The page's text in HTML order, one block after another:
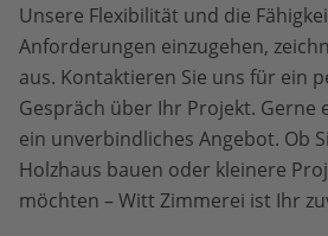
Unsere Flexibilität und die
Anforderungen einzugehen,
aus. Kontaktieren Sie uns für ein
Gespräch über Ihr Projekt. Gerne
ein unverbindliches Angebot. Ob
Holzhaus bauen oder kleinere
möchten – Witt Zimmerei ist Ihr